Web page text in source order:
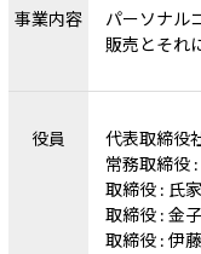
事業内容
パーソナル
販売とそれ
役員
代表取締役
常務取締役
取締役 : 氏
取締役 : 金
取締役 : 伊